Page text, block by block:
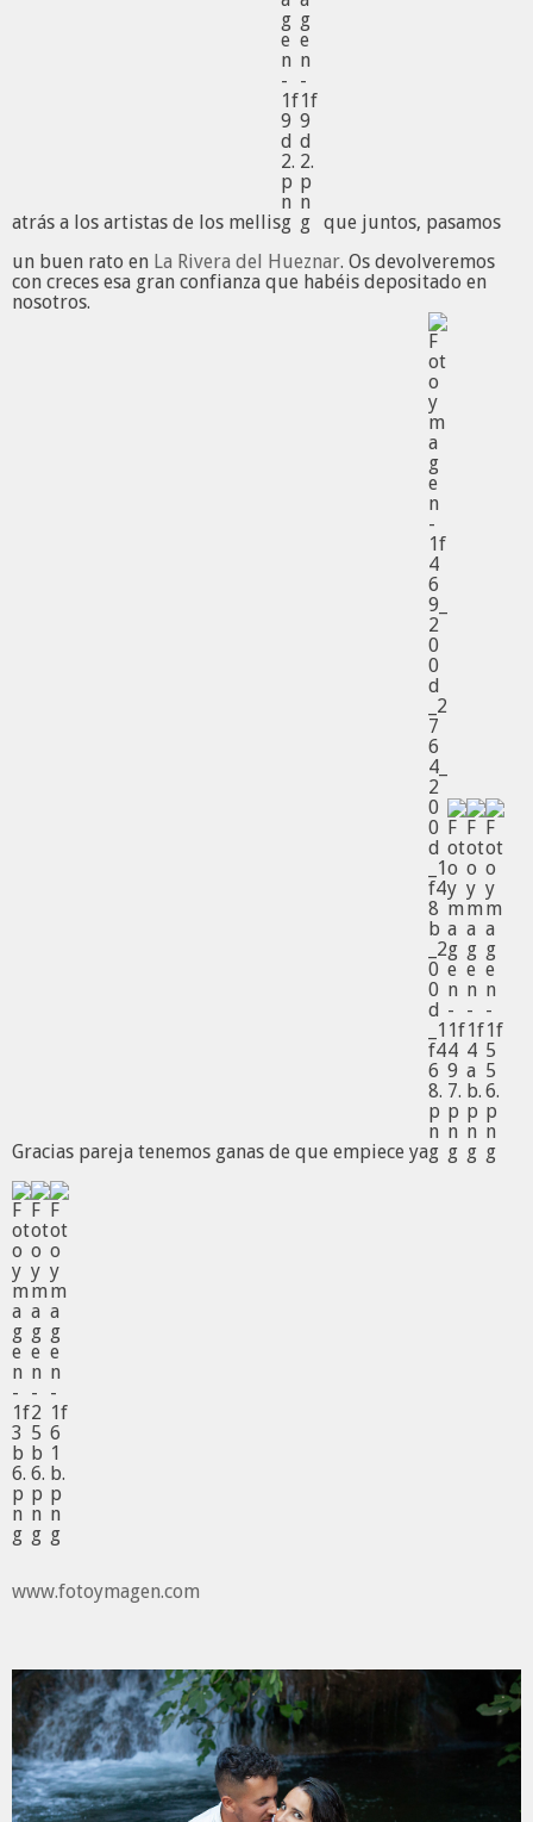
atrás a los artistas de los mellis
que juntos, pasamos
un buen rato en La Rivera del Hueznar. Os devolveremos
con creces esa gran confianza que habéis depositado en
nosotros.
Gracias pareja tenemos ganas de que empiece ya
www.fotoymagen.com